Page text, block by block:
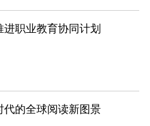
进职业教育协同计划
代的全球阅读新图景